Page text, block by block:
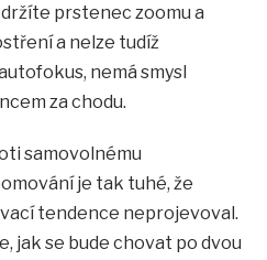
prstenec zoomu a
a nelze tudíž
nemá smysl
za chodu.
samovolnému
je tak tuhé, že
tendence neprojevoval.
jak se bude chovat po dvou